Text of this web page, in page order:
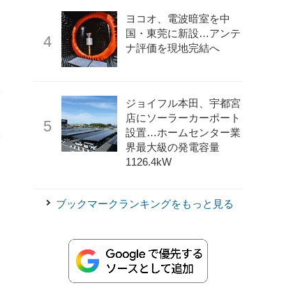
ヨコオ、電波暗室を中
国・東莞に新設…アンテ
ナ評価を現地完結へ
ジョイフル本田、宇都宮
店にソーラーカーポート
設置…ホームセンター業
界最大級の発電容量
1126.4kW
ブックマークランキングをもっと見る